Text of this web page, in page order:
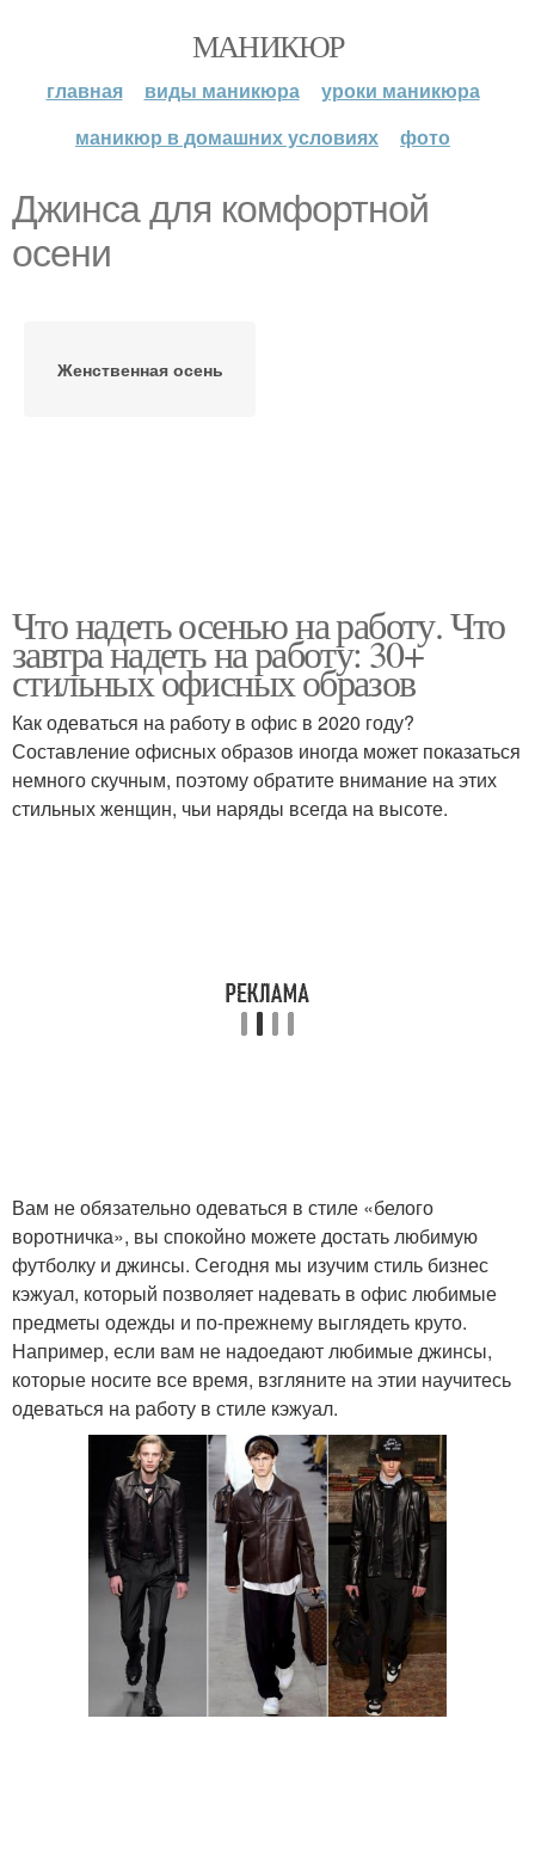
МАНИКЮР
главная виды маникюра
уроки маникюра
маникюр в домашних условиях
фото
Джинса для комфортной
осени
Женственная осень
Что надеть осенью на работу. Что
завтра надеть на работу: 30+
стильных офисных образов
Как одеваться на работу в офис в 2020 году?
Составление офисных образов иногда может показаться
немного скучным, поэтому обратите внимание на этих
стильных женщин, чьи наряды всегда на высоте.
Вам не обязательно одеваться в стиле «белого
воротничка», вы спокойно можете достать любимую
футболку и джинсы. Сегодня мы изучим стиль бизнес
кэжуал, который позволяет надевать в офис любимые
предметы одежды и по-прежнему выглядеть круто.
Например, если вам не надоедают любимые джинсы,
которые носите все время, взгляните на этии научитесь
одеваться на работу в стиле кэжуал.